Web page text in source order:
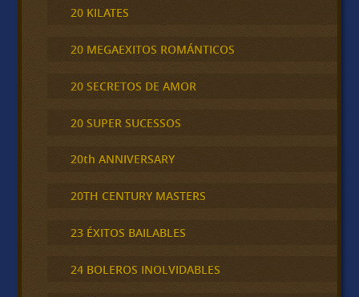
20 KILATES
20 MEGAEXITOS ROMÁNTICOS
20 SECRETOS DE AMOR
20 SUPER SUCESSOS
20th ANNIVERSARY
20TH CENTURY MASTERS
23 ÉXITOS BAILABLES
24 BOLEROS INOLVIDABLES